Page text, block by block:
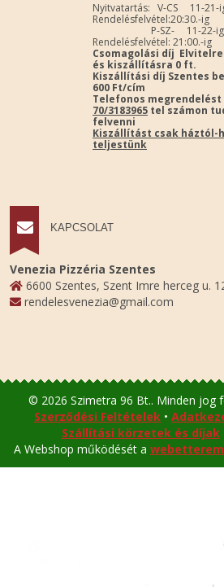
Nyitvatartás: V-CS 11-21-
Rendelésfelvétel:20:30.-ig
P-SZ- 11-22-
Rendelésfelvétel: 21:00.-ig
Csomagolási díj Elvitelre
és kiszállításra 0 ft.
Kiszállítási díj Szentes
600 Ft/cím
Telefonos megrendelést
70/3183965 tel számon
felvenni
Kiszállítást csak háztól-
teljestünk
KAPCSOLAT
Venezia Pizzéria Szentes
6600 Szentes, Szent Imre herceg u.
rendelesvenezia@gmail.com
© 2026 Szimetra 96 Bt.. Minden jog
Szerződési Feltételek •
Szállítási körzetek és díjak
A Webshop működését a